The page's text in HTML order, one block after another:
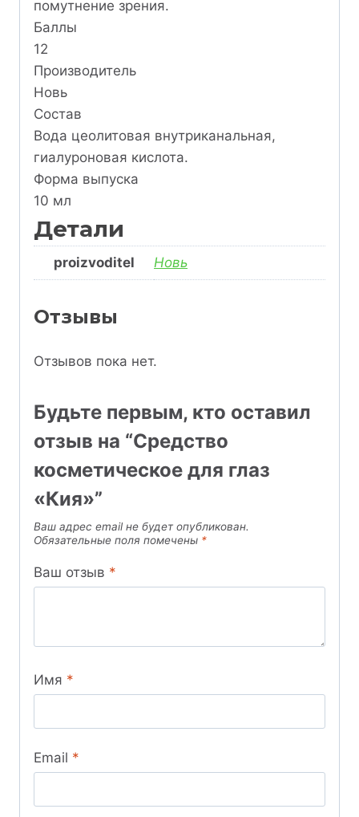
помутнение зрения.
Баллы
12
Производитель
Новь
Состав
Вода цеолитовая внутриканальная,
гиалуроновая кислота.
Форма выпуска
10 мл
Детали
proizvoditel Новь
Отзывы
Отзывов пока нет.
Будьте первым, кто оставил
отзыв на “Средство
косметическое для глаз
«Кия»”
Ваш адрес email не будет опубликован.
Обязательные поля помечены *
Ваш отзыв *
Имя *
Email *